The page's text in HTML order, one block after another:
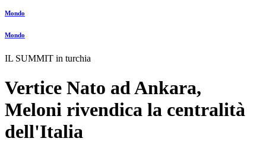
Mondo
Mondo
IL SUMMIT in turchia
Vertice Nato ad Ankara,
Meloni rivendica la centralità
dell'Italia